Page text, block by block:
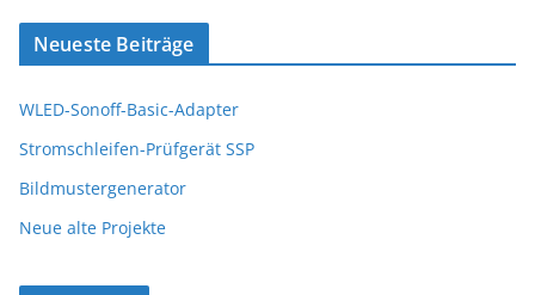
Neueste Beiträge
WLED-Sonoff-Basic-Adapter
Stromschleifen-Prüfgerät SSP
Bildmustergenerator
Neue alte Projekte